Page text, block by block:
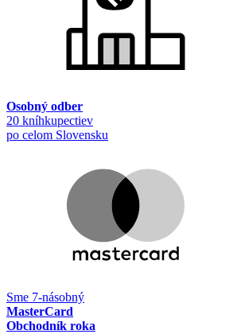
Osobný odber
20 kníhkupectiev
po celom Slovensku
Sme 7-násobný
MasterCard
Obchodník roka